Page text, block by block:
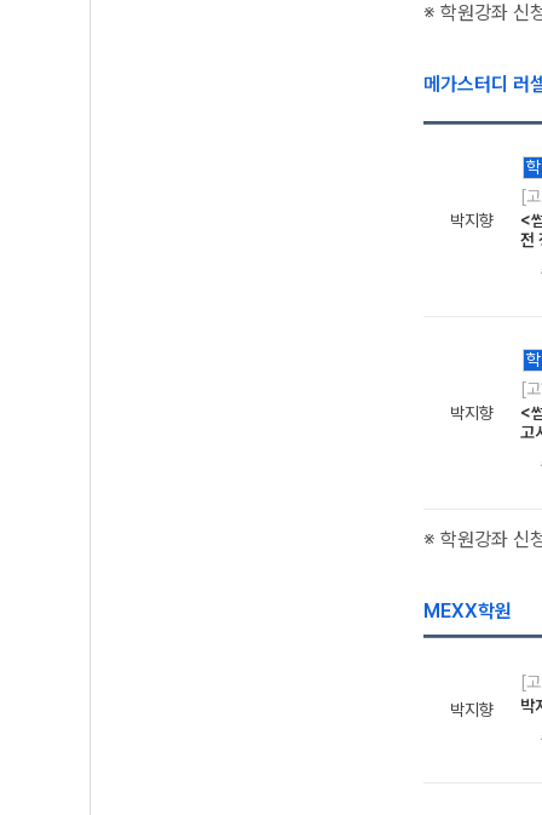
※ 학원강좌 신
메가스터디 러
박지향
학
[
<
전
박지향
학
[
<
고
※ 학원강좌 신
MEXX학원
박지향
[
박